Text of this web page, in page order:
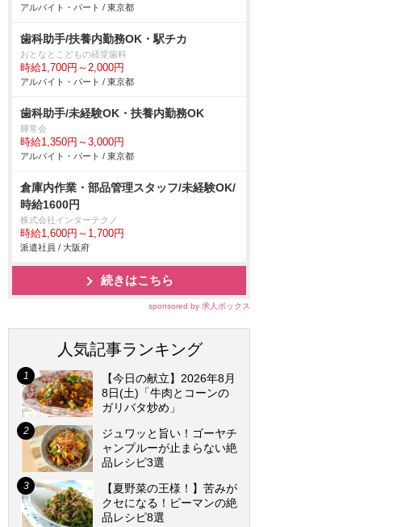
アルバイト・パート / 東京都
歯科助手/扶養内勤務OK・駅チカ
おとなとこどもの経堂歯科
時給1,700円～2,000円
アルバイト・パート / 東京都
歯科助手/未経験OK・扶養内勤務OK
輝常会
時給1,350円～3,000円
アルバイト・パート / 東京都
倉庫内作業・部品管理スタッフ/未経験OK/
時給1600円
株式会社インターテクノ
時給1,600円～1,700円
派遣社員 / 大阪府
続きはこちら
sponsored by 求人ボックス
人気記事ランキング
【今日の献立】2026年8月
8日(土)「牛肉とコーンの
ガリバタ炒め」
ジュワッと旨い！ゴーヤチ
ャンプルーが止まらない絶
品レシピ3選
【夏野菜の王様！】苦みが
クセになる！ピーマンの絶
品レシピ8選